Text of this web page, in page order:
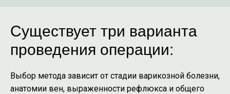
Существует три варианта
проведения операции:
Выбор метода зависит от стадии варикозной болезни,
анатомии вен, выраженности рефлюкса и общего